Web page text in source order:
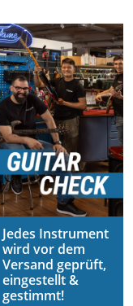
Jedes Instrument
wird vor dem
Versand geprüft,
eingestellt &
gestimmt!